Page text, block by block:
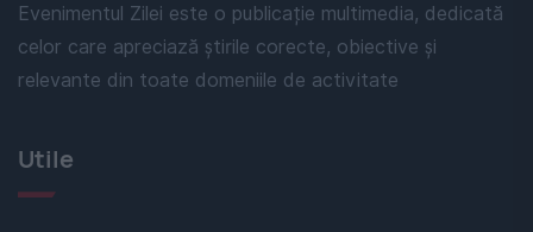
Evenimentul Zilei este o publicație multimedia, dedicată
celor care apreciază știrile corecte, obiective și
relevante din toate domeniile de activitate
Utile